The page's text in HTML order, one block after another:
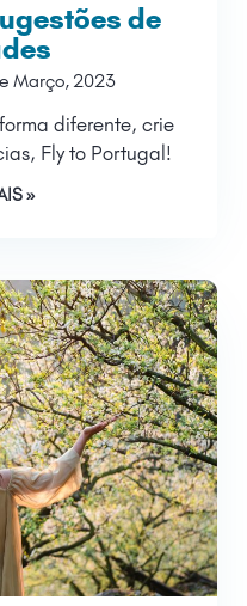
de
Março, 2023
diferente, crie
Fly to Portugal!
»